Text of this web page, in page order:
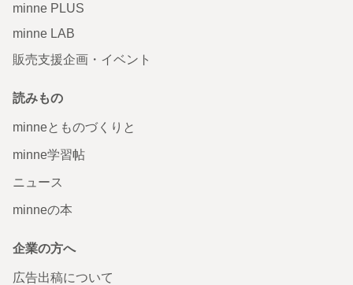
minne PLUS
minne LAB
販売支援企画・イベント
読みもの
minneとものづくりと
minne学習帖
ニュース
minneの本
企業の方へ
広告出稿について